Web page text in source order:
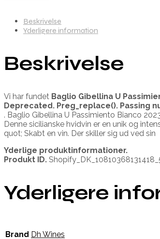
Beskrivelse
Yderligere information
Beskrivelse
Vi har fundet Baglio Gibellina U
Deprecated. Preg_replace(). Passing
. Baglio Gibellina U Passimiento Bianco
Denne sicilianske hvidvin er en unik og
quot; Skabt en vin. Der skiller sig ud ved sin
Yderlige produktinformationer.
Produkt ID.
Yderligere
Brand Dh Wines